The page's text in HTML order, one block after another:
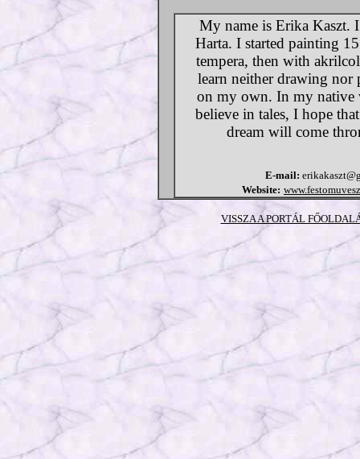
My name is Erika Kaszt.
Harta. I started painting
tempera, then with
learn neither drawing nor
on my own. In my native
believe in tales, I hope
dream will come
E-mail:
Website:
VISSZA A PORTÁL